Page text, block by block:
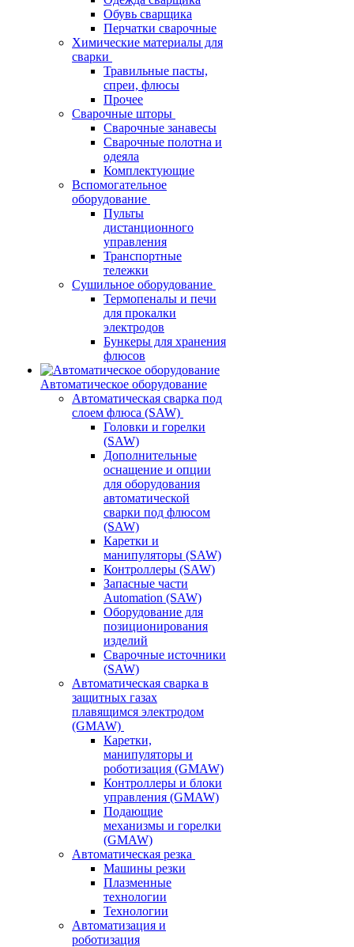
Обувь сварщика
Перчатки сварочные
Химические материалы для
сварки
Травильные пасты,
спреи, флюсы
Прочее
Сварочные шторы
Сварочные занавесы
Сварочные полотна и
одеяла
Комплектующие
Вспомогательное
оборудование
Пульты
дистанционного
управления
Транспортные
тележки
Сушильное оборудование
Термопеналы и печи
для прокалки
электродов
Бункеры для хранения
флюсов
Автоматическое оборудование
Автоматическая сварка под
слоем флюса (SAW)
Головки и горелки
(SAW)
Дополнительные
оснащение и опции
для оборудования
автоматической
сварки под флюсом
(SAW)
Каретки и
манипуляторы (SAW)
Контроллеры (SAW)
Запасные части
Automation (SAW)
Оборудование для
позиционирования
изделий
Сварочные источники
(SAW)
Автоматическая сварка в
защитных газах
плавящимся электродом
(GMAW)
Каретки,
манипуляторы и
роботизация (GMAW)
Контроллеры и блоки
управления (GMAW)
Подающие
механизмы и горелки
(GMAW)
Автоматическая резка
Машины резки
Плазменные
технологии
Технологии
Автоматизация и
роботизация